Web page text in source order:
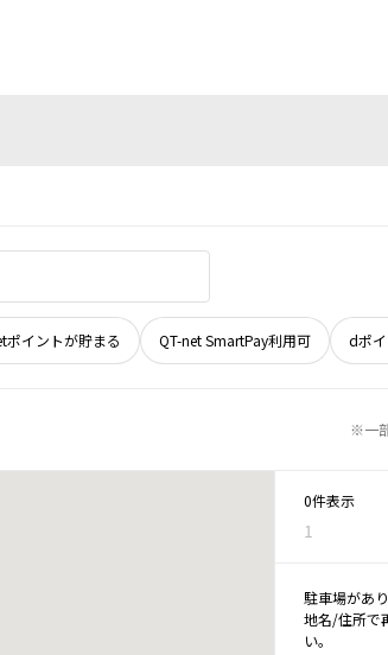
ポイントが貯まる QT-net SmartPay利用可 dポ
※一
0件表示
1
駐車場があり
地名/住所で
い。